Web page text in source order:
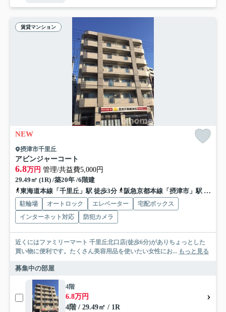
賃貸マンション
NEW
摂津市千里丘
アビンジャーコート
6.8万円 管理/共益費5,000円
29.49㎡ (1R) /築20年 /6階建
東海道本線「千里丘」駅 徒歩3分
阪急京都本線「摂津市」駅 徒歩12分
駐輪場 オートロック エレベーター
宅配ボックス
インターネット対応
防犯カメラ
近くにはファミリーマート 千里丘北口店(徒歩6分)がありちょっとした
買い物に便利です。たくさん美容用品を使いたい女性にお... もっと見る
募集中の部屋
4階
6.8万円
4階 / 29.49㎡ / 1R